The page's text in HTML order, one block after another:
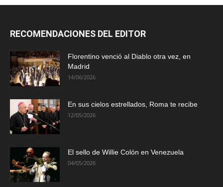
RECOMENDACIONES DEL EDITOR
Florentino venció al Diablo otra vez, en
Madrid
14/06/2026
En sus cielos estrellados, Roma te recibe
12/05/2026
El sello de Willie Colón en Venezuela
04/05/2026